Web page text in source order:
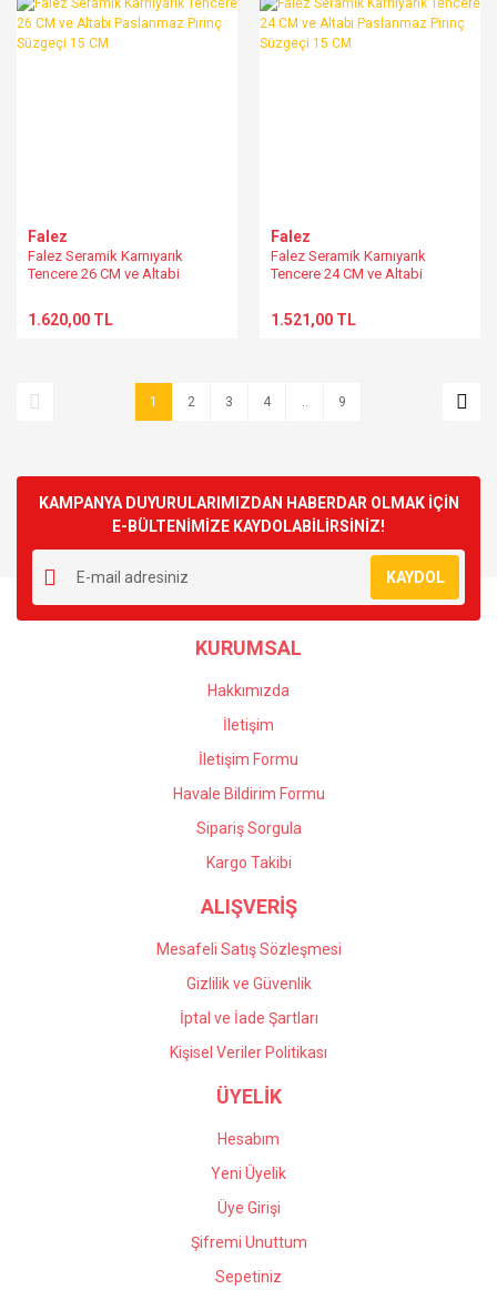
Falez
Falez Seramik Karnıyarık
Tencere 26 CM ve Altabi
CM
1.620,00 TL
Falez
Falez Seramik Karnıyarık
Tencere 24 CM ve Altabi
CM
1.521,00 TL
1 2 3 4 .. 9
KAMPANYA DUYURULARIMIZDAN HABERDAR OLMAK İÇİN
E-BÜLTENİMİZE KAYDOLABİLİRSİNİZ!
KAYDOL
KURUMSAL
Hakkımızda
İletişim
İletişim Formu
Havale Bildirim Formu
Sipariş Sorgula
Kargo Takibi
ALIŞVERİŞ
Mesafeli Satış Sözleşmesi
Gizlilik ve Güvenlik
İptal ve İade Şartları
Kişisel Veriler Politikası
ÜYELİK
Hesabım
Yeni Üyelik
Üye Girişi
Şifremi Unuttum
Sepetiniz